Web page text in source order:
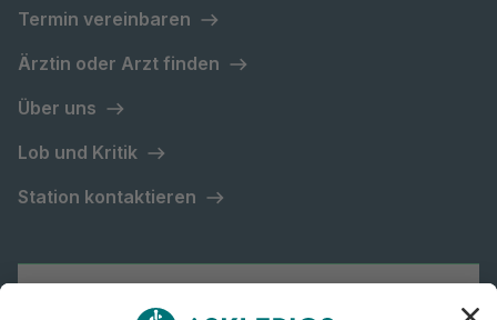
Termin vereinbaren
Ärztin oder Arzt finden
Über uns
Lob und Kritik
Station kontaktieren
Asklepios Gruppe